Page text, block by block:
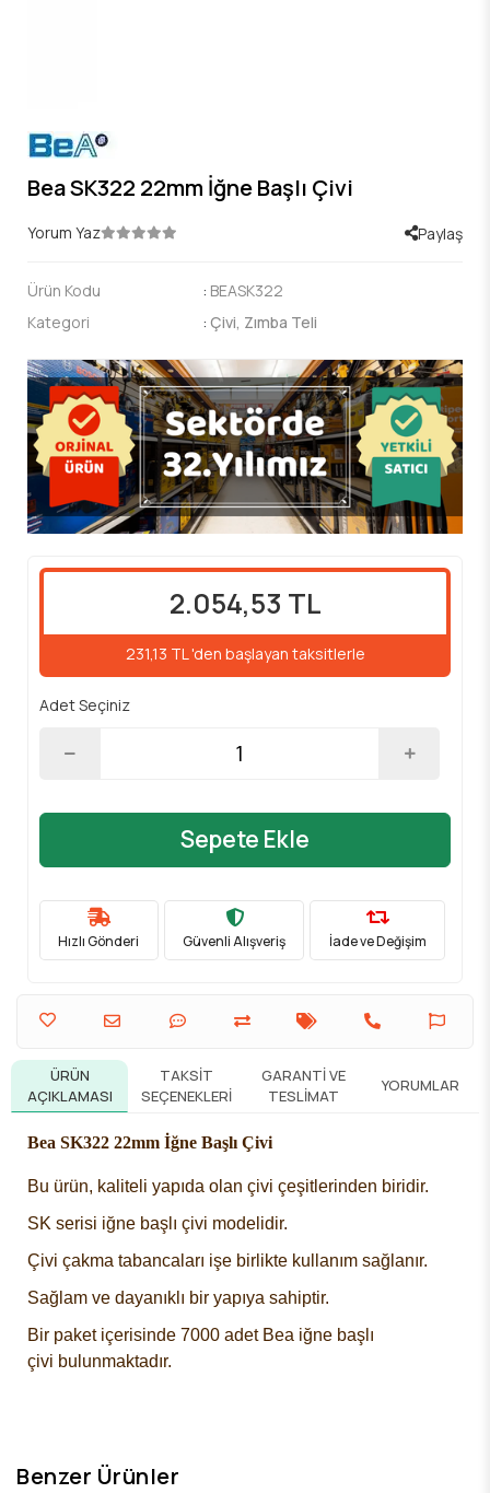
Bea SK322 22mm İğne Başlı Çivi
Yorum Yaz Paylaş
Ürün Kodu : BEASK322
Kategori
: Çivi, Zımba Teli
2.054,53 TL
231,13 TL 'den başlayan taksitlerle
Adet Seçiniz
Sepete Ekle
Hızlı Gönderi Güvenli Alışveriş İade ve Değişim
ÜRÜN
AÇIKLAMASI
TAKSIT
SEÇENEKLERI
GARANTI VE
TESLIMAT
YORUMLAR
Bea SK322 22mm İğne Başlı Çivi
Bu ürün, kaliteli yapıda olan çivi çeşitlerinden biridir.
SK serisi iğne başlı çivi modelidir.
Çivi çakma tabancaları işe birlikte kullanım sağlanır.
Sağlam ve dayanıklı bir yapıya sahiptir.
Bir paket içerisinde 7000 adet Bea iğne başlı
çivi bulunmaktadır.
Benzer Ürünler